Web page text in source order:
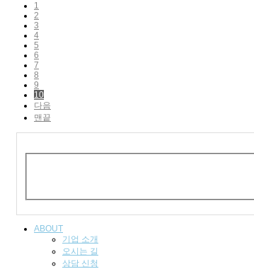
1
2
3
4
5
6
7
8
9
10
다음
맨끝
ABOUT
기업 소개
오시는 길
상담 신청